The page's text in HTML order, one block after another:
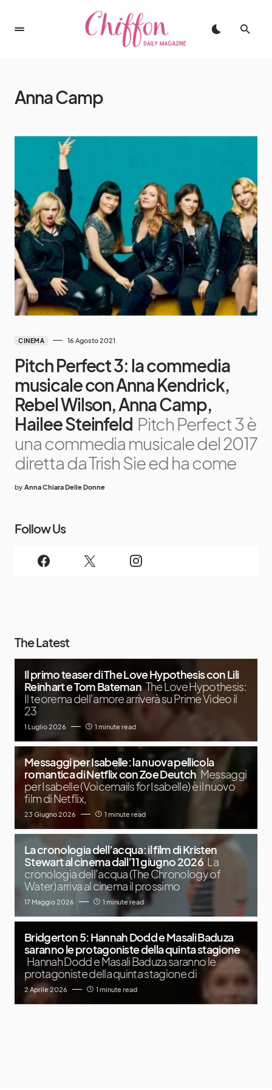
Anna Camp
CINEMA 16 Agosto 2021
Pitch Perfect 3: la commedia
musicale con Anna Kendrick,
Rebel Wilson, Anna Camp,
Hailee Steinfeld Pitch Perfect 3 è
una commedia musicale del 2017
diretta da Trish Sie ed ha come
by Anna Chiara Delle Donne
Follow Us
The Latest
Il primo teaser di The Love Hypothesis con Lili
Reinhart e Tom Bateman The Love Hypothesis:
Il teorema dell’amore arriverà su Prime Video il
23
1 Luglio 2026 1 minute read
Messaggi per Isabelle: la nuova pellicola
romantica di Netflix con Zoe Deutch Messaggi
per Isabelle (Voicemails for Isabelle) è il nuovo
film di Netflix,
23 Giugno 2026 1 minute read
La cronologia dell’acqua: il film di Kristen
Stewart al cinema dall’11 giugno 2026 La
cronologia dell’acqua (The Chronology of
Water) arriva al cinema il prossimo
17 Maggio 2026 1 minute read
Bridgerton 5: Hannah Dodd e Masali Baduza
saranno le protagoniste della quinta stagione
Hannah Dodd e Masali Baduza saranno le
protagoniste della quinta stagione di
2 Aprile 2026 1 minute read